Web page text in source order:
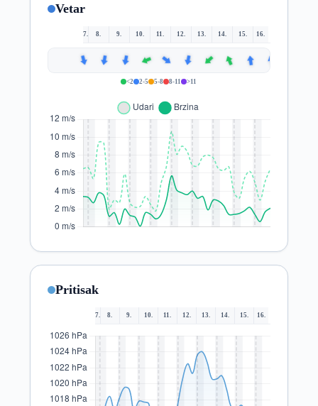
Vetar
7. 8. 9. 10. 11. 12. 13. 14. 15. 16.
Pritisak
7. 8. 9. 10. 11. 12. 13. 14. 15. 16.